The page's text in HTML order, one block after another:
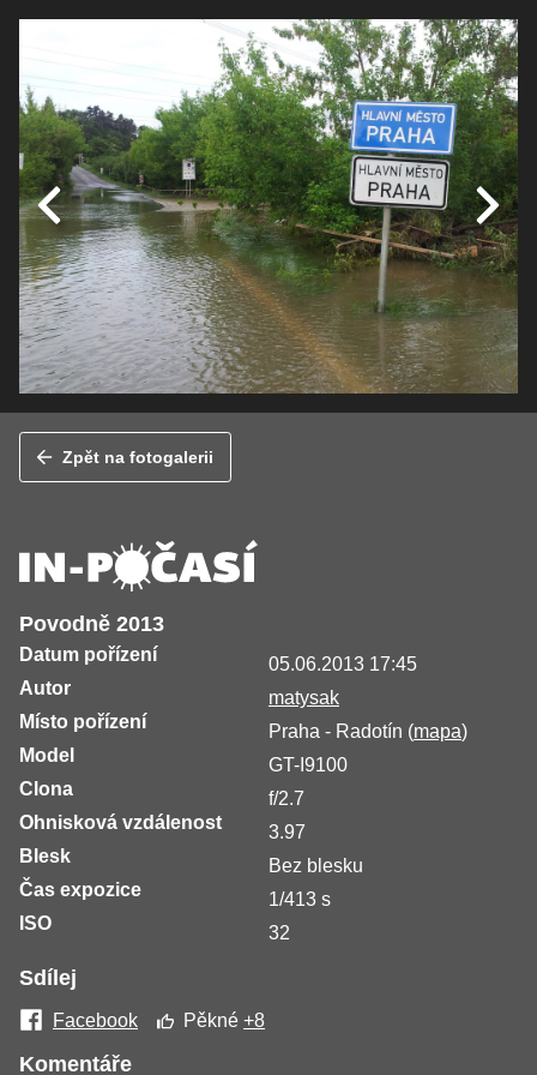
Zpět na fotogalerii
Povodně 2013
Datum pořízení
05.06.2013 17:45
Autor
matysak
Místo pořízení
Praha - Radotín (mapa)
Model
GT-I9100
Clona
f/2.7
Ohnisková vzdálenost
3.97
Blesk
Bez blesku
Čas expozice
1/413 s
ISO
32
Sdílej
Facebook Pěkné+8
Komentáře